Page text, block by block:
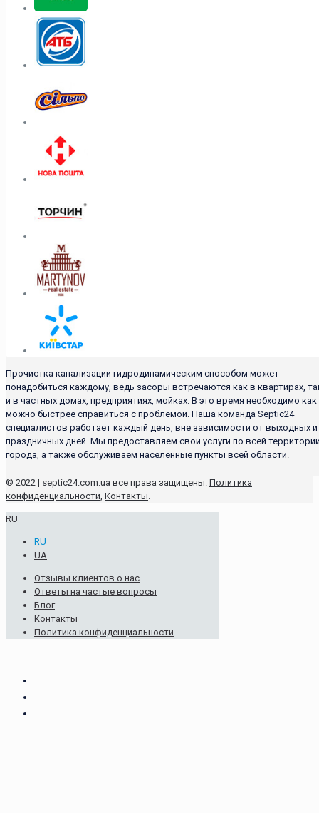
Прочистка канализации гидродинамическим способом может
понадобиться каждому, ведь засоры встречаются как в квартирах,
и в частных домах, предприятиях, мойках. В это время необходимо как
можно быстрее справиться с проблемой. Наша команда Septic24
специалистов работает каждый день, вне зависимости от выходных и
праздничных дней. Мы предоставляем свои услуги по всей
города, а также обслуживаем населенные пункты всей области.
© 2022 | septic24.com.ua все права защищены. Политика
конфиденциальности, Контакты.
RU
RU
UA
Отзывы клиентов о нас
Ответы на частые вопросы
Блог
Контакты
Политика конфиденциальности